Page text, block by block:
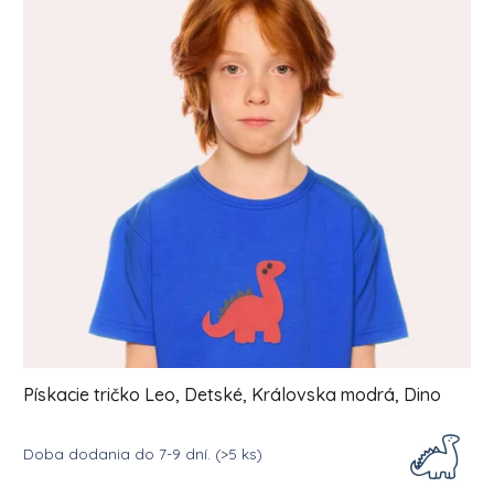
Pískacie tričko Leo, Detské, Královska modrá, Dino
Doba dodania do 7-9 dní. (>5 ks)